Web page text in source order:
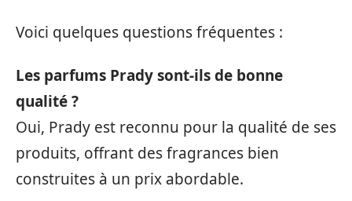
Voici quelques questions fréquentes :
Les parfums Prady sont-ils de bonne
qualité ?
Oui, Prady est reconnu pour la qualité de ses
produits, offrant des fragrances bien
construites à un prix abordable.